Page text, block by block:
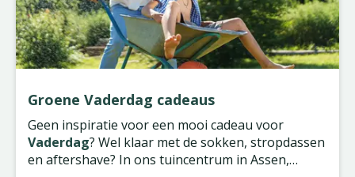
Groene Vaderdag cadeaus
Geen inspiratie voor een mooi cadeau voor
Vaderdag? Wel klaar met de sokken, stropdassen
en aftershave? In ons tuincentrum in Assen,